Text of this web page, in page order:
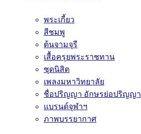
พระเกี้ยว
สีชมพู
ต้นจามจุรี
เสื้อครุยพระราชทาน
ชุดนิสิต
เพลงมหาวิทยาลัย
ชื่อปริญญา อักษรย่อปริญญา
แบรนด์จุฬาฯ
ภาพบรรยากาศ